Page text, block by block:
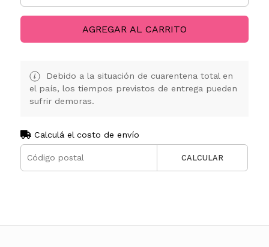
AGREGAR AL CARRITO
Debido a la situación de cuarentena total en
el país, los tiempos previstos de entrega pueden
sufrir demoras.
Calculá el costo de envío
CALCULAR